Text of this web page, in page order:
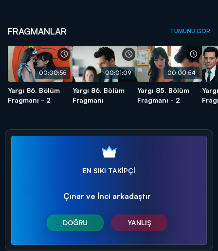
FRAGMANLAR TÜMÜNÜ GÖR
00:00:55
Yargı 86. Bölüm
Fragmanı - 2
00:01:09
Yargı 86. Bölüm
Fragmanı
00:00:54
Yargı 85. Bölüm
Fragmanı - 2
EN SIKI TAKİPÇİ
Çınar ve İnci arkadaştır
DOĞRU YANLIŞ